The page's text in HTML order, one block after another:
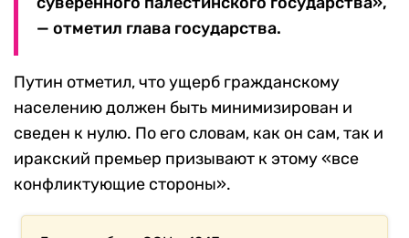
— отметил глава государства.
Путин отметил, что ущерб гражданскому
населению должен быть минимизирован и
сведен к нулю. По его словам, как он сам, так и
иракский премьер призывают к этому «все
конфликтующие стороны».